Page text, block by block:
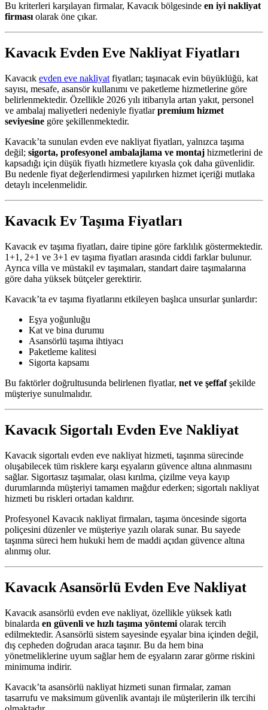
Bu kriterleri karşılayan firmalar, Kavacık bölgesinde en iyi nakliyat
firması olarak öne çıkar.
Kavacık Evden Eve Nakliyat Fiyatları
Kavacık evden eve nakliyat fiyatları; taşınacak evin büyüklüğü, kat
sayısı, mesafe, asansör kullanımı ve paketleme hizmetlerine göre
belirlenmektedir. Özellikle 2026 yılı itibarıyla artan yakıt, personel
ve ambalaj maliyetleri nedeniyle fiyatlarpremium hizmet
seviyesine göre şekillenmektedir.
Kavacık’ta sunulan evden eve nakliyat fiyatları, yalnızca taşıma
değil; sigorta, profesyonel ambalajlama ve montaj hizmetlerini de
kapsadığı için düşük fiyatlı hizmetlere kıyasla çok daha güvenlidir.
Bu nedenle fiyat değerlendirmesi yapılırken hizmet içeriği mutlaka
detaylı incelenmelidir.
Kavacık Ev Taşıma Fiyatları
Kavacık ev taşıma fiyatları, daire tipine göre farklılık göstermektedir.
1+1, 2+1 ve 3+1 ev taşıma fiyatları arasında ciddi farklar bulunur.
Ayrıca villa ve müstakil ev taşımaları, standart daire taşımalarına
göre daha yüksek bütçeler gerektirir.
Kavacık’ta ev taşıma fiyatlarını etkileyen başlıca unsurlar şunlardır:
Eşya yoğunluğu
Kat ve bina durumu
Asansörlü taşıma ihtiyacı
Paketleme kalitesi
Sigorta kapsamı
Bu faktörler doğrultusunda belirlenen fiyatlar, net ve şeffafşekilde
müşteriye sunulmalıdır.
Kavacık Sigortalı Evden Eve Nakliyat
Kavacık sigortalı evden eve nakliyat hizmeti, taşınma sürecinde
oluşabilecek tüm risklere karşı eşyaların güvence altına alınmasını
sağlar. Sigortasız taşımalar, olası kırılma, çizilme veya kayıp
durumlarında müşteriyi tamamen mağdur ederken; sigortalı nakliyat
hizmeti bu riskleri ortadan kaldırır.
Profesyonel Kavacık nakliyat firmaları, taşıma öncesinde sigorta
poliçesini düzenler ve müşteriye yazılı olarak sunar. Bu sayede
taşınma süreci hem hukuki hem de maddi açıdan güvence altına
alınmış olur.
Kavacık Asansörlü Evden Eve Nakliyat
Kavacık asansörlü evden eve nakliyat, özellikle yüksek katlı
binalarda en güvenli ve hızlı taşıma yöntemi olarak tercih
edilmektedir. Asansörlü sistem sayesinde eşyalar bina içinden değil,
dış cepheden doğrudan araca taşınır. Bu da hem bina
yönetmeliklerine uyum sağlar hem de eşyaların zarar görme riskini
minimuma indirir.
Kavacık’ta asansörlü nakliyat hizmeti sunan firmalar, zaman
tasarrufu ve maksimum güvenlik avantajı ile müşterilerin ilk tercihi